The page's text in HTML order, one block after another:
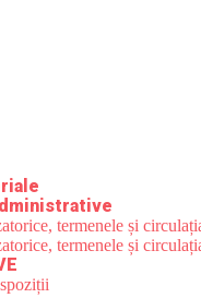
termenele și
termenele și